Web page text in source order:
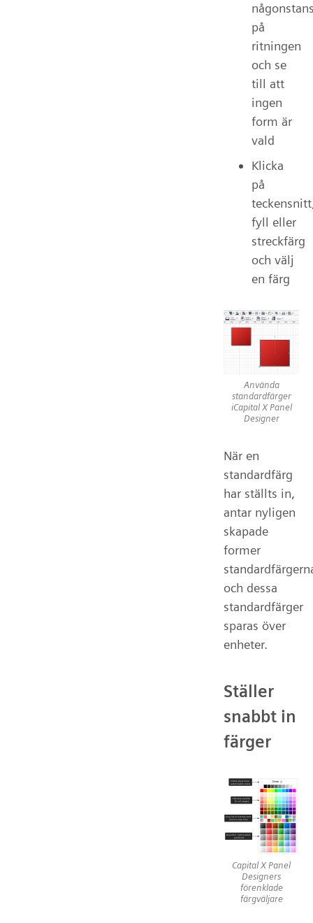
på
ritningen
och se
till att
ingen
form är
vald
Klicka
på
fyll eller
streckfärg
och välj
en färg
Använda
standardfärger
iCapital X Panel
Designer
När en
standardfärg
har ställts in,
antar nyligen
skapade
former
och dessa
standardfärger
sparas över
enheter.
Ställer
snabbt in
färger
Capital X Panel
Designers
förenklade
färgväljare